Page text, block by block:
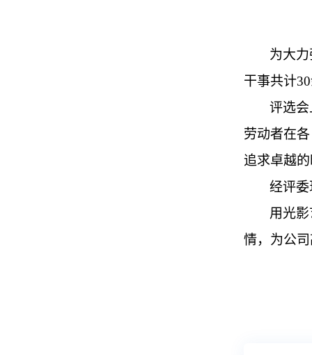
为大
干事共计3
评选
劳动者在
追求卓越
经评
用光
情，为公司